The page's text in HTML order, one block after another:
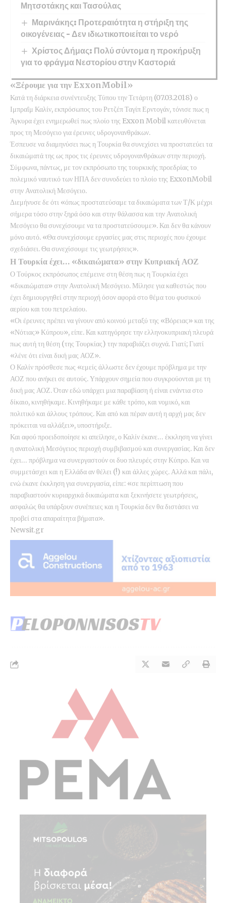
Μητσοτάκης και Τασούλας
Μαρινάκης: Προτεραιότητα η στήριξη της
οικογένειας – Δεν ιδιωτικοποιείται το νερό
Χρίστος Δήμας: Πολύ σύντομα η προκήρυξη
για το φράγμα Νεστορίου στην Καστοριά
«Ξέρουμε για την ExxonMobil»
Κατά τη διάρκεια συνέντευξης Τύπου την Τετάρτη (07.03.2018) ο
Ιμπραΐμ Καλίν, εκπρόσωπος του Ρετζέπ Ταγίπ Ερντογάν, τόνισε πως η
Άγκυρα έχει ενημερωθεί πως πλοίο της Exxon Mobil κατευθύνεται
προς τη Μεσόγειο για έρευνες υδρογονανθράκων.
Έσπευσε να διαμηνύσει πως η Τουρκία θα συνεχίσει να προστατεύει τα
δικαιώματά της ως προς τις έρευνες υδρογονανθράκων στην περιοχή.
Σύμφωνα, πάντως, με τον εκπρόσωπο της τουρκικής προεδρίας το
πολεμικό ναυτικό των ΗΠΑ δεν συνοδεύει το πλοίο της ExxonMobil
στην Ανατολική Μεσόγειο.
Διεμήνυσε δε ότι «όπως προστατεύσαμε τα δικαιώματα των Τ/Κ μέχρι
σήμερα τόσο στην ξηρά όσο και στην θάλασσα και την Ανατολική
Μεσόγειο θα συνεχίσουμε να τα προστατεύσουμε». Και δεν θα κάνουν
μόνο αυτό. «Θα συνεχίσουμε εργασίες μας στις περιοχές που έχουμε
σχεδιάσει. Θα συνεχίσουμε τις γεωτρήσεις».
Η Τουρκία έχει… «δικαιώματα» στην Κυπριακή ΑΟΖ
Ο Τούρκος εκπρόσωπος επέμεινε στη θέση πως η Τουρκία έχει
«δικαιώματα» στην Ανατολική Μεσόγειο. Μίλησε για καθεστώς που
έχει δημιουργηθεί στην περιοχή όσον αφορά στο θέμα του φυσικού
αερίου και του πετρελαίου.
«Οι έρευνες πρέπει να γίνουν από κοινού μεταξύ της «Βόρειας» και της
«Νότιας» Κύπρου», είπε. Και κατηγόρησε την ελληνοκυπριακή πλευρά
πως αυτή τη θέση (της Τουρκίας) την παραβιάζει συχνά. Γιατί; Γιατί
«λένε ότι είναι δική μας ΑΟΖ».
Ο Καλίν πρόσθεσε πως «εμείς άλλωστε δεν έχουμε πρόβλημα με την
ΑΟΖ που ανήκει σε αυτούς. Υπάρχουν σημεία που συγκρούονται με τη
δική μας ΑΟΖ. Όταν εδώ υπάρχει μια παραβίαση ή είναι ενάντια στο
δίκαιο, κινηθήκαμε. Κινηθήκαμε με κάθε τρόπο, και νομικό, και
πολιτικό και άλλους τρόπους. Και από και πέραν αυτή η αρχή μας δεν
πρόκειται να αλλάξει», υποστήριξε.
Και αφού προειδοποίησε κι απείλησε, ο Καλίν έκανε… έκκληση να γίνει
η ανατολική Μεσόγειος περιοχή συμβιβασμού και συνεργασίας. Και δεν
έχει… πρόβλημα να συνεργαστούν οι δυο πλευρές στην Κύπρο. Και να
συμμετάσχει και η Ελλάδα αν θέλει (!) και άλλες χώρες. Αλλά και πάλι,
ενώ έκανε έκκληση για συνεργασία, είπε: «σε περίπτωση που
παραβιαστούν κυριαρχικά δικαιώματα και ξεκινήσετε γεωτρήσεις,
ασφαλώς θα υπάρξουν συνέπειες και η Τουρκία δεν θα διστάσει να
προβεί στα απαραίτητα βήματα».
Newsit.gr